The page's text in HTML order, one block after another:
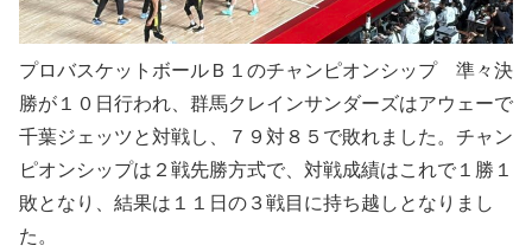
プロバスケットボールＢ１のチャンピオンシップ 準々決
勝が１０日行われ、群馬クレインサンダーズはアウェーで
千葉ジェッツと対戦し、７９対８５で敗れました。チャン
ピオンシップは２戦先勝方式で、対戦成績はこれで１勝１
敗となり、結果は１１日の３戦目に持ち越しとなりまし
た。